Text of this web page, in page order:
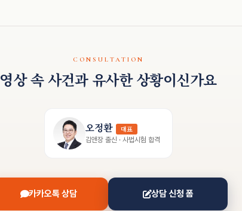
CONSULTATION
영상 속 사건과 유사한 상황이신가요
오정환 대표
김앤장 출신 · 사법시험 합격
카카오톡 상담 상담 신청 폼